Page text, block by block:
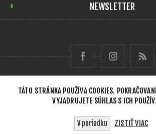
NEWSLETTER
vyhradené.
TÁTO STRÁNKA POUŽÍVA COOKIES.
VYJADRUJETE SÚHLAS S ICH
V poriadku ZISTIŤ VIAC